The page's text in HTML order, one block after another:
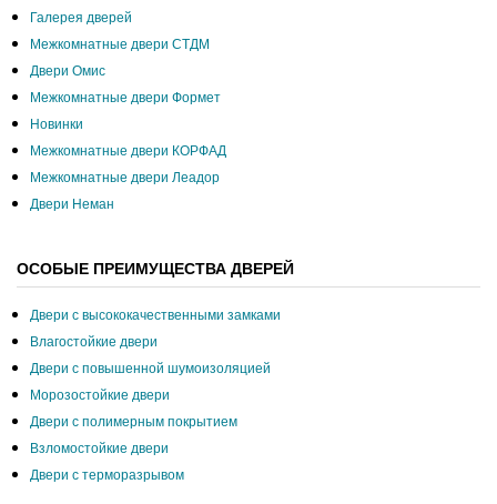
Галерея дверей
Межкомнатные двери СТДМ
Двери Омис
Межкомнатные двери Формет
Новинки
Межкомнатные двери КОРФАД
Межкомнатные двери Леадор
Двери Неман
ОСОБЫЕ ПРЕИМУЩЕСТВА ДВЕРЕЙ
Двери с высококачественными замками
Влагостойкие двери
Двери с повышенной шумоизоляцией
Морозостойкие двери
Двери с полимерным покрытием
Взломостойкие двери
Двери с терморазрывом